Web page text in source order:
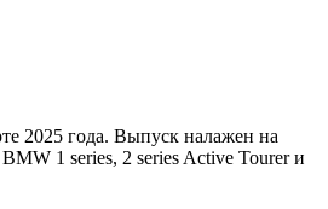
2025 года. Выпуск налажен на
1 series, 2 series Active Tourer и